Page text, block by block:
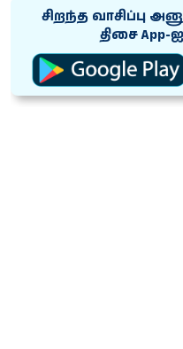
சிறந்த வாசிப்பு
திசை App-